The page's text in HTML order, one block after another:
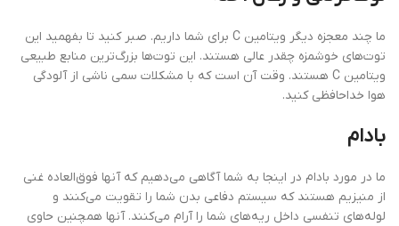
ما چند معجزه دیگر ویتامین C برای شما داریم. صبر کنید تا بفهمید این
توت‌های خوشمزه چقدر عالی هستند. این توت‌ها بزرگ‌ترین منابع طبیعی
ویتامین C هستند. وقت آن است که با مشکلات سمی ناشی از آلودگی
هوا خداحافظی کنید.
بادام
ما در مورد بادام در اینجا به شما آگاهی می‌دهیم که آنها فوق‌العاده غنی
از منیزیم هستند که سیستم دفاعی بدن شما را تقویت می‌کنند و
لوله‌های تنفسی داخل ریه‌های شما را آرام می‌کنند. آنها همچنین حاوی